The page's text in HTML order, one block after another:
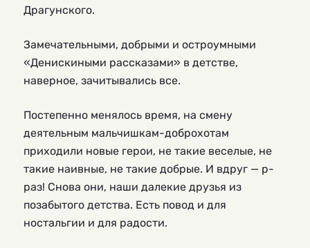
Драгунского.
Замечательными, добрыми и остроумными
«Денискиными рассказами» в детстве,
наверное, зачитывались все.
Постепенно менялось время, на смену
деятельным мальчишкам-доброхотам
приходили новые герои, не такие веселые, не
такие наивные, не такие добрые. И вдруг — р-
раз! Снова они, наши далекие друзья из
позабытого детства. Есть повод и для
ностальгии и для радости.